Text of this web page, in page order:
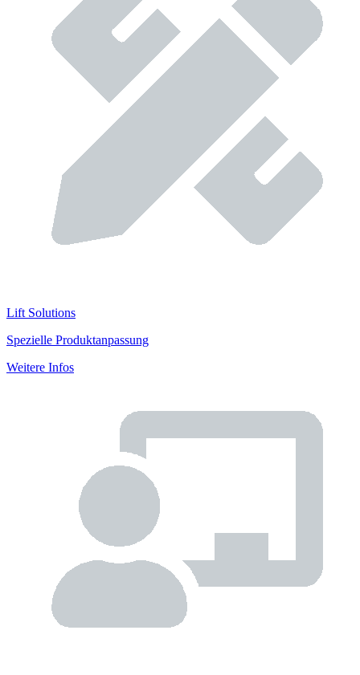
Lift Solutions
Spezielle Produktanpassung
Weitere Infos